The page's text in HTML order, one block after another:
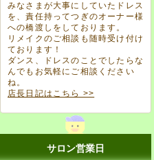
みなさまが大事にしていたドレス
を、責任持ってつぎのオーナー様
への橋渡しをしております。
リメイクのご相談も随時受け付け
ております！
ダンス、ドレスのことでしたらな
んでもお気軽にご相談ください
ね。
店長日記はこちら >>
サロン営業日